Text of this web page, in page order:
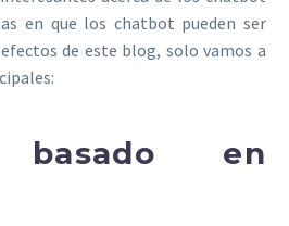
en que los chatbot pueden ser
de este blog, solo vamos a
basado en